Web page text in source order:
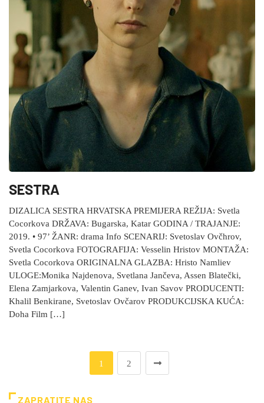
SESTRA
DIZALICA SESTRA HRVATSKA PREMIJERA REŽIJA: Svetla
Cocorkova DRŽAVA: Bugarska, Katar GODINA / TRAJANJE:
2019. • 97’ ŽANR: drama Info SCENARIJ: Svetoslav Ovčhrov,
Svetla Cocorkova FOTOGRAFIJA: Vesselin Hristov MONTAŽA:
Svetla Cocorkova ORIGINALNA GLAZBA: Hristo Namliev
ULOGE:Monika Najdenova, Svetlana Jančeva, Assen Blatečki,
Elena Zamjarkova, Valentin Ganev, Ivan Savov PRODUCENTI:
Khalil Benkirane, Svetoslav Ovčarov PRODUKCIJSKA KUĆA:
Doha Film […]
1 2
ZAPRATITE NAS